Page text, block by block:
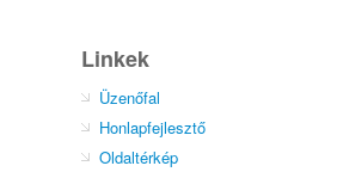
Linkek
Üzenőfal
Honlapfejlesztő
Oldaltérkép